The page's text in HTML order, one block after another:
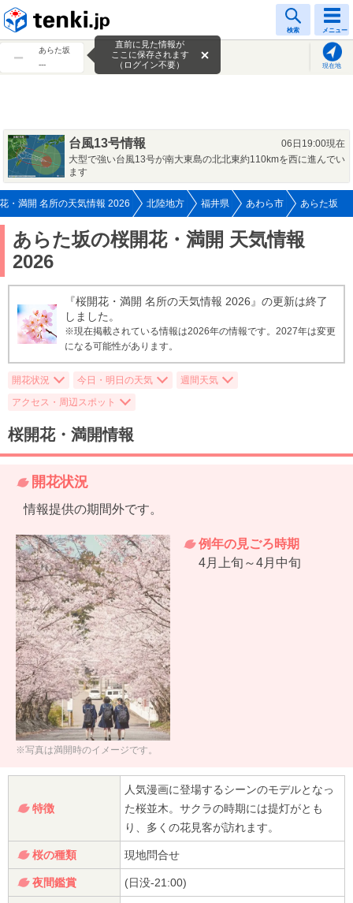
検索 メニュー
あらた坂
---
現在地
直前に見た情報が
ここに保存されます
（ログイン不要）
台風13号情報
06日19:00現在
大型で強い台風13号が南大東島の北北東約110kmを西に進んでい
ます
・満開 名所の天気情報 2026 北陸地方 福井県 あわら市 あらた坂
あらた坂の桜開花・満開 天気情報
2026
『桜開花・満開 名所の天気情報 2026』の更新は終了
しました。
※現在掲載されている情報は2026年の情報です。2027年は変更
になる可能性があります。
開花状況 今日・明日の天気
週間天気
アクセス・周辺スポット
桜開花・満開情報
開花状況
情報提供の期間外です。
例年の見ごろ時期
4月上旬～4月中旬
※写真は満開時のイメージです。
特徴
人気漫画に登場するシーンのモデルとなっ
た桜並木。サクラの時期には提灯がとも
り、多くの花見客が訪れます。
桜の種類 現地問合せ
夜間鑑賞 (日没-21:00)